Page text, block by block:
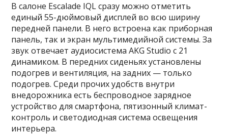
В салоне Escalade IQL сразу можно отметить
единый 55-дюймовый дисплей во всю ширину
передней панели. В него встроена как приборная
панель, так и экран мультимедийной системы. За
звук отвечает аудиосистема AKG Studio с 21
динамиком. В передних сиденьях установлены
подогрев и вентиляция, на задних — только
подогрев. Среди прочих удобств внутри
внедорожника есть беспроводное зарядное
устройство для смартфона, пятизонный климат-
контроль и светодиодная система освещения
интерьера.